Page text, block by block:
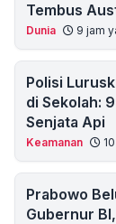
Tembus
Dunia 9 jam
Polisi
di Sekolah:
Senjata Api
Keamanan
Prabowo
Gubernur